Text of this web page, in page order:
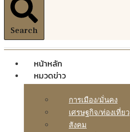
Search
หน้าหลัก
หมวดข่าว
การเมือง/มั่นคง
เศรษฐกิจ/ท่องเที่ยว
สังคม